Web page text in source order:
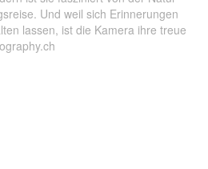
Und weil sich Erinnerungen
lassen, ist die Kamera ihre treue